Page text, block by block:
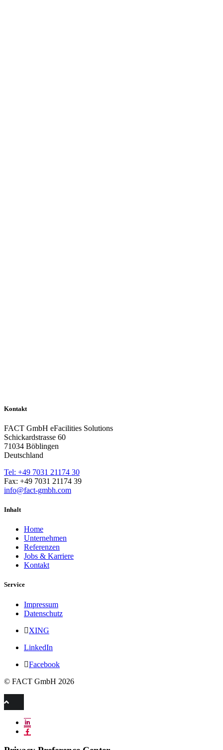
Kontakt
FACT GmbH eFacilities Solutions
Schickardstrasse 60
71034 Böblingen
Deutschland
Tel: +49 7031 21174 30
Fax: +49 7031 21174 39
info@fact-gmbh.com
Inhalt
Home
Unternehmen
Referenzen
Jobs & Karriere
Kontakt
Service
Impressum
Datenschutz
XING
LinkedIn
Facebook
© FACT GmbH 2026